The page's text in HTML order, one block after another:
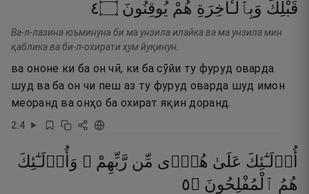
قَبْلِكَ وَبِٱلْـَٔاخِرَةِ هُمْ يُوقِنُونَ ۝٤
Ва-л-лазина юъминуна би ма унзила илайка ва ма унзила мин
қаблика ва би-л-охирати ҳум йуқинун.
ва ононе ки ба он чӣ, ки ба сӯйи ту фуруд оварда
шуд ва ба он чи пеш аз ту фуруд оварда шуд имон
меоранд ва онҳо ба охират яқин доранд.
2:4
أُو۟لَـٰٓئِكَ عَلَىٰ هُدًۭى مِّن رَّبِّهِمْ ۖ وَأُو۟لَـٰٓئِكَ
هُمُ ٱلْمُفْلِحُونَ ۝٥